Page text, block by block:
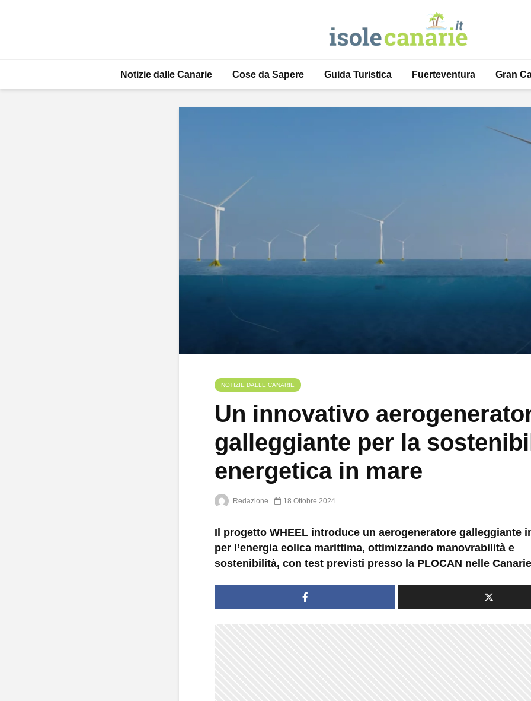
Notizie dalle Canarie Cose da Sapere Guida Turistica Fuerteventura Gran
NOTIZIE DALLE CANARIE
Un innovativo
galleggiante per la
energetica in mare
Redazione 18 Ottobre 2024
Il progetto WHEEL introduce un aerogeneratore galleggiante
per l’energia eolica marittima, ottimizzando manovrabilità e
sostenibilità, con test previsti presso la PLOCAN nelle